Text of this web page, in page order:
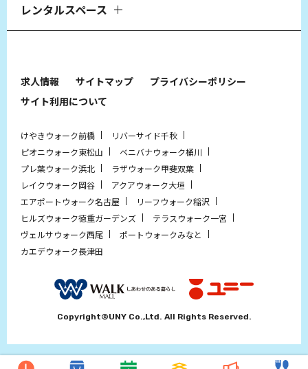
レンタルスペース
求人情報 サイトマップ
プライバシーポリシー
サイト利用について
けやきウォーク前橋
リバーサイド千秋
ピオニウォーク東松山
ベニバナウォーク桶川
プレ葉ウォーク浜北
ラザウォーク甲斐双葉
レイクウォーク岡谷
アクアウォーク大垣
エアポートウォーク名古屋
リーフウォーク稲沢
ヒルズウォーク徳重ガーデンズ
テラスウォーク一宮
ヴェルサウォーク西尾
ポートウォークみなと
カエデウォーク長津田
Copyright©UNY Co.,Ltd. All Rights Reserved.